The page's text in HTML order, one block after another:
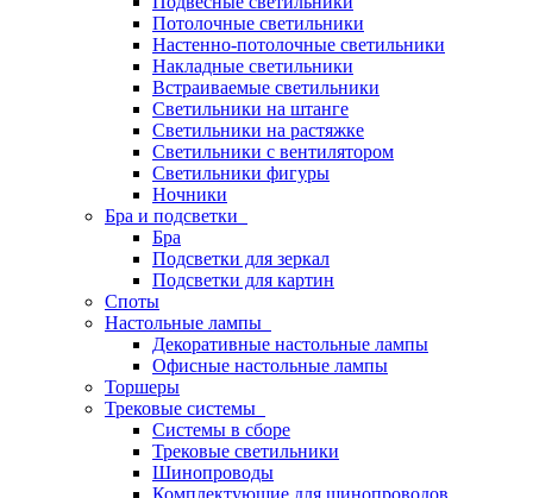
Потолочные светильники
Настенно-потолочные светильники
Накладные светильники
Встраиваемые светильники
Светильники на штанге
Светильники на растяжке
Светильники с вентилятором
Светильники фигуры
Ночники
Бра и подсветки
Бра
Подсветки для зеркал
Подсветки для картин
Споты
Настольные лампы
Декоративные настольные лампы
Офисные настольные лампы
Торшеры
Трековые системы
Системы в сборе
Трековые светильники
Шинопроводы
Комплектующие для шинопроводов